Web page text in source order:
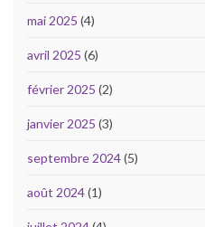
mai 2025 (4)
avril 2025 (6)
février 2025 (2)
janvier 2025 (3)
septembre 2024(5)
août 2024(1)